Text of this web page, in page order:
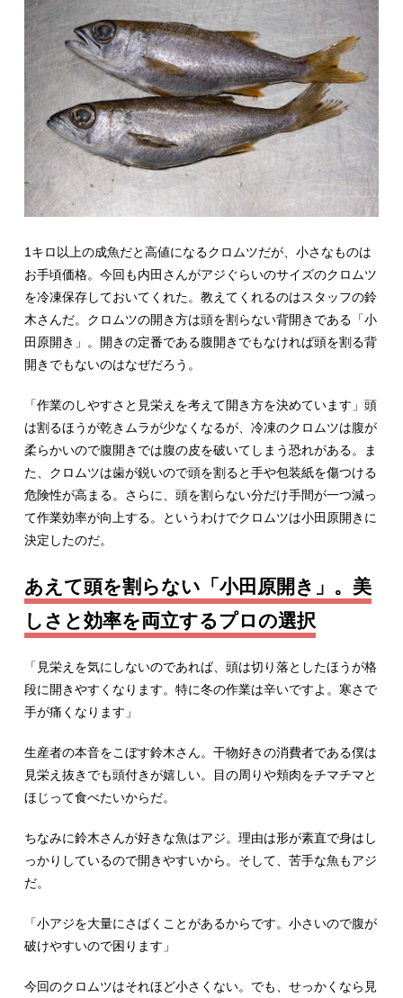
1キロ以上の成魚だと高値になるクロムツだが、小さなものは
お手頃価格。今回も内田さんがアジぐらいのサイズのクロムツ
を冷凍保存しておいてくれた。教えてくれるのはスタッフの鈴
木さんだ。クロムツの開き方は頭を割らない背開きである「小
田原開き」。開きの定番である腹開きでもなければ頭を割る背
開きでもないのはなぜだろう。
「作業のしやすさと見栄えを考えて開き方を決めています」頭
は割るほうが乾きムラが少なくなるが、冷凍のクロムツは腹が
柔らかいので腹開きでは腹の皮を破いてしまう恐れがある。ま
た、クロムツは歯が鋭いので頭を割ると手や包装紙を傷つける
危険性が高まる。さらに、頭を割らない分だけ手間が一つ減っ
て作業効率が向上する。というわけでクロムツは小田原開きに
決定したのだ。
あえて頭を割らない「小田原開き」。美
しさと効率を両立するプロの選択
「見栄えを気にしないのであれば、頭は切り落としたほうが格
段に開きやすくなります。特に冬の作業は辛いですよ。寒さで
手が痛くなります」
生産者の本音をこぼす鈴木さん。干物好きの消費者である僕は
見栄え抜きでも頭付きが嬉しい。目の周りや頬肉をチマチマと
ほじって食べたいからだ。
ちなみに鈴木さんが好きな魚はアジ。理由は形が素直で身はし
っかりしているので開きやすいから。そして、苦手な魚もアジ
だ。
「小アジを大量にさばくことがあるからです。小さいので腹が
破けやすいので困ります」
今回のクロムツはそれほど小さくない。でも、せっかくなら見